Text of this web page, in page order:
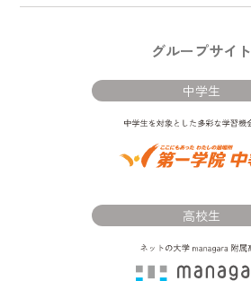
グループサイト
中学生
高校生